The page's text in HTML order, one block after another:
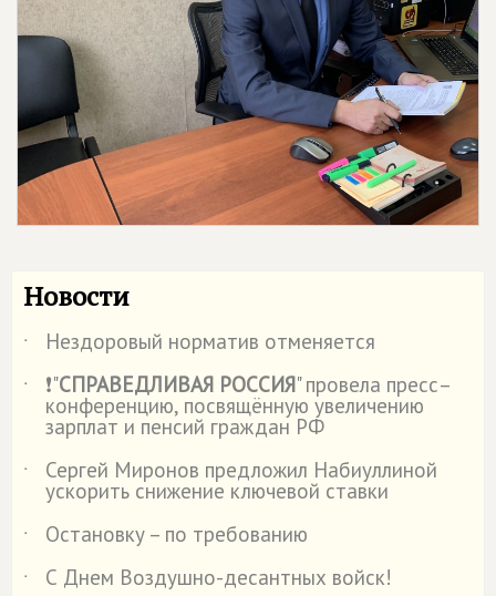
Новости
˙
Нездоровый норматив отменяется
˙
❗"СПРАВЕДЛИВАЯ РОССИЯ" провела пресс–
конференцию, посвящённую увеличению
зарплат и пенсий граждан РФ
˙
Сергей Миронов предложил Набиуллиной
ускорить снижение ключевой ставки
˙
Остановку – по требованию
˙
С Днем Воздушно-десантных войск!